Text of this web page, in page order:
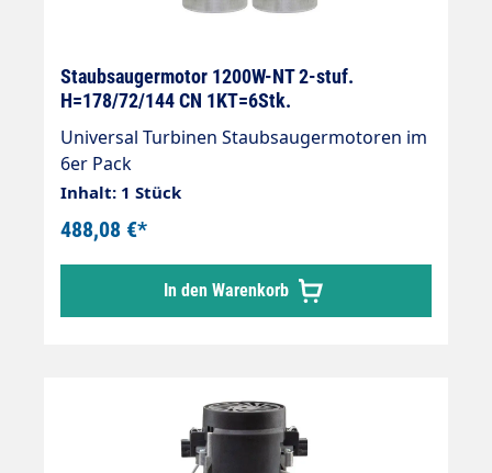
Staubsaugermotor 1200W-NT 2-stuf.
H=178/72/144 CN 1KT=6Stk.
Universal Turbinen Staubsaugermotoren im
6er Pack
Inhalt: 1 Stück
488,08 €*
In den Warenkorb